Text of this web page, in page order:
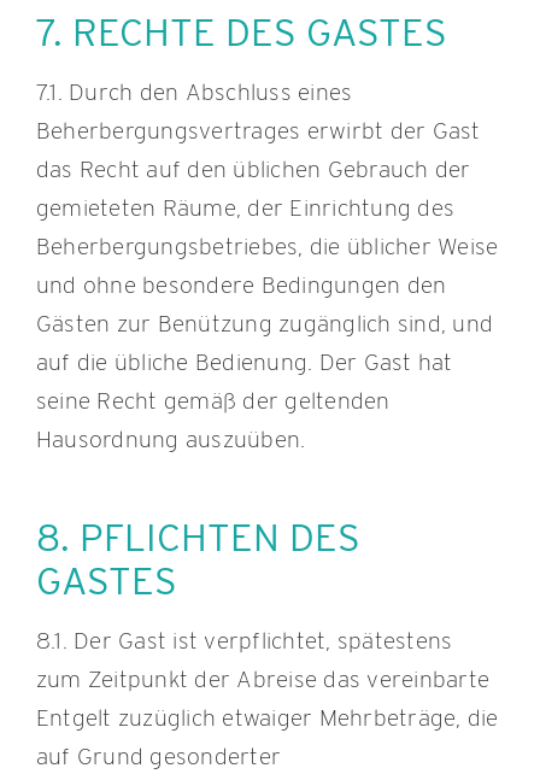
7. RECHTE DES GASTES
7.1. Durch den Abschluss eines
Beherbergungsvertrages erwirbt der Gast
das Recht auf den üblichen Gebrauch der
gemieteten Räume, der Einrichtung des
Beherbergungsbetriebes, die üblicher Weise
und ohne besondere Bedingungen den
Gästen zur Benützung zugänglich sind, und
auf die übliche Bedienung. Der Gast hat
seine Recht gemäß der geltenden
Hausordnung auszuüben.
8. PFLICHTEN DES
GASTES
8.1. Der Gast ist verpflichtet, spätestens
zum Zeitpunkt der Abreise das vereinbarte
Entgelt zuzüglich etwaiger Mehrbeträge, die
auf Grund gesonderter